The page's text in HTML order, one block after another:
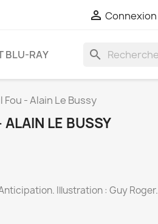
 Connexion
BLU-RAY search
Fou - Alain Le Bussy
LE BUSSY
Illustration : Guy Roger.